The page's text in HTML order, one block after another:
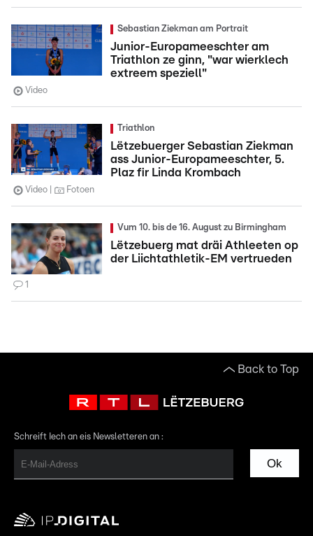
Sebastian Ziekman am Portrait
Junior-Europameeschter am
Triathlon ze ginn, "war wierklech
extreem speziell"
Video
Triathlon
Lëtzebuerger Sebastian Ziekman
ass Junior-Europameeschter, 5.
Plaz fir Linda Krombach
Video Fotoen
Vum 10. bis de 16. August zu Birmingham
Lëtzebuerg mat dräi Athleeten op
der Liichtathletik-EM vertrueden
1
Back to Top
Schreift Iech an eis Newsletteren an :
Ok